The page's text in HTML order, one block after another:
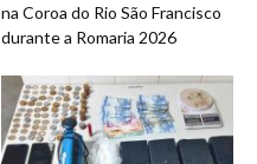
na Coroa do Rio São Francisco
durante a Romaria 2026